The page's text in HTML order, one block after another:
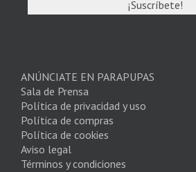
ANÚNCIATE EN PARAPUPAS
Sala de Prensa
Política de privacidad y uso
Política de compras
Política de cookies
Aviso legal
Términos y condiciones